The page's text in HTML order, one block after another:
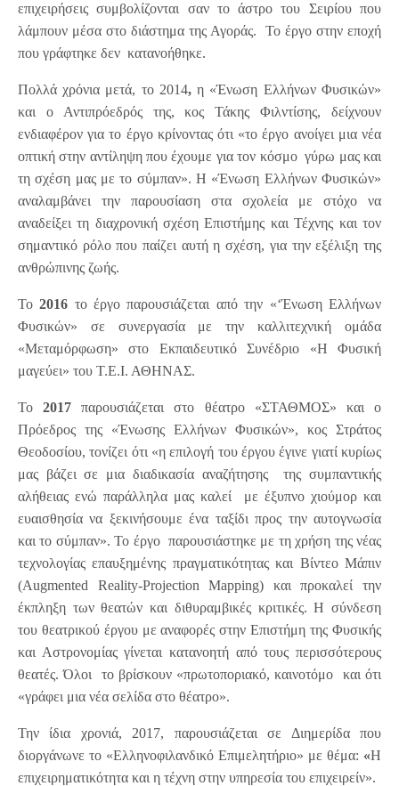
επιχειρήσεις συμβολίζονται σαν το άστρο του Σειρίου που
λάμπουν μέσα στο διάστημα της Αγοράς. Το έργο στην εποχή
που γράφτηκε δεν κατανοήθηκε.
Πολλά χρόνια μετά, το 2014,η «Ένωση Ελλήνων Φυσικών»
και ο Αντιπρόεδρός της, κος Τάκης Φιλντίσης, δείχνουν
ενδιαφέρον για το έργο κρίνοντας ότι «το έργο ανοίγει μια νέα
οπτική στην αντίληψη που έχουμε για τον κόσμο γύρω μας και
τη σχέση μας με το σύμπαν». Η «Ένωση Ελλήνων Φυσικών»
αναλαμβάνει την παρουσίαση στα σχολεία με στόχο να
αναδείξει τη διαχρονική σχέση Επιστήμης και Τέχνης και τον
σημαντικό ρόλο που παίζει αυτή η σχέση, για την εξέλιξη της
ανθρώπινης ζωής.
Το2016 το έργο παρουσιάζεται από την «‘Ένωση Ελλήνων
Φυσικών» σε συνεργασία με την καλλιτεχνική ομάδα
«Μεταμόρφωση» στο Εκπαιδευτικό Συνέδριο «Η Φυσική
μαγεύει» του Τ.Ε.Ι. ΑΘΗΝΑΣ.
Το2017 παρουσιάζεται στο θέατρο «ΣΤΑΘΜΟΣ» και ο
Πρόεδρος της «Ένωσης Ελλήνων Φυσικών», κος Στράτος
Θεοδοσίου, τονίζει ότι «η επιλογή του έργου έγινε γιατί κυρίως
μας βάζει σε μια διαδικασία αναζήτησης της συμπαντικής
αλήθειας ενώ παράλληλα μας καλεί με έξυπνο χιούμορ και
ευαισθησία να ξεκινήσουμε ένα ταξίδι προς την αυτογνωσία
και το σύμπαν». Το έργο παρουσιάστηκε με τη χρήση της νέας
τεχνολογίας επαυξημένης πραγματικότητας και Βίντεο Μάπιν
(Augmented Reality-Projection Mapping) και προκαλεί την
έκπληξη των θεατών και διθυραμβικές κριτικές. Η σύνδεση
του θεατρικού έργου με αναφορές στην Επιστήμη της Φυσικής
και Αστρονομίας γίνεται κατανοητή από τους περισσότερους
θεατές. Όλοι το βρίσκουν «πρωτοποριακό, καινοτόμο και ότι
«γράφει μια νέα σελίδα στο θέατρο».
Την ίδια χρονιά, 2017, παρουσιάζεται σε Διημερίδα που
διοργάνωνε το «Ελληνοφιλανδικό Επιμελητήριο» με θέμα: «Η
επιχειρηματικότητα και η τέχνη στην υπηρεσία του επιχειρείν».